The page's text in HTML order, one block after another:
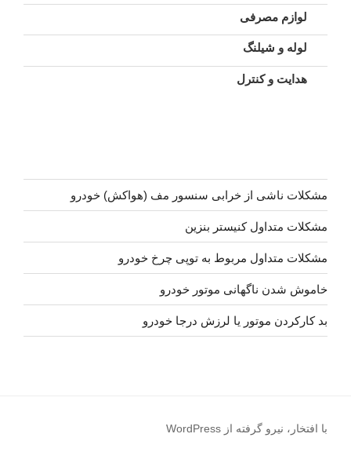
لوازم مصرفی
لوله و شیلنگ
هدایت و کنترل
مشکلات ناشی از خرابی سنسور مف (هواکش) خودرو
مشکلات متداول کنیستر بنزین
مشکلات متداول مربوط به توپی چرخ خودرو
خاموش شدن ناگهانی موتور خودرو
بد کارکردن موتور یا لرزش درجا خودرو
با افتخار، نیرو گرفته از WordPress